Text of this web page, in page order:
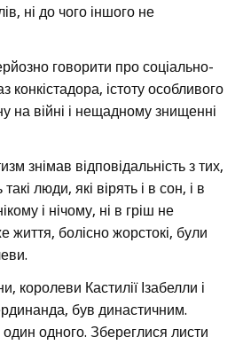
ні до чого іншого не
говорити про соціально-
конкістадора, істоту особливого
на війні і нещадному знищенні
знімав відповідальність з тих,
люди, які вірять і в сон, і в
і нічому, ні в гріш не
життя, болісно жорстокі, були
королеви Кастилії Ізабелли і
був династичним.
одного. Збереглися листи